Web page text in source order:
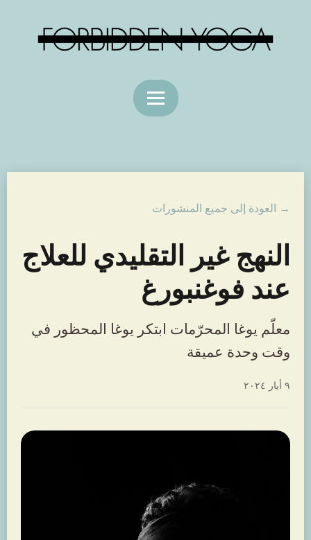
→ العودة إلى جميع المنشورات
النهج غير التقليدي للعلاج
عند فوغنبورغ
معلّم يوغا المحرّمات ابتكر يوغا المحظور في
وقت وحدة عميقة
٩ أيار ٢٠٢٤